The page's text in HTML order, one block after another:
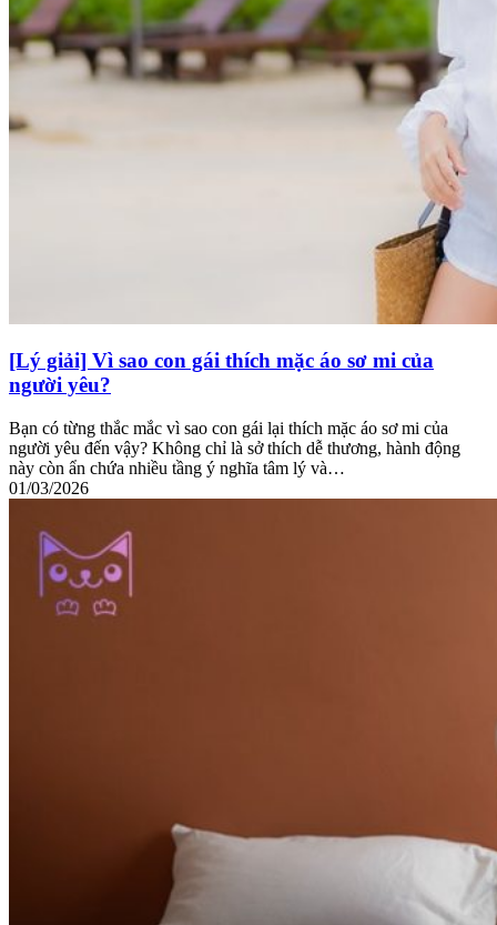
[Lý giải] Vì sao con gái thích mặc áo sơ mi của
người yêu?
Bạn có từng thắc mắc vì sao con gái lại thích mặc áo sơ mi của
người yêu đến vậy? Không chỉ là sở thích dễ thương, hành động
này còn ẩn chứa nhiều tầng ý nghĩa tâm lý và…
01/03/2026